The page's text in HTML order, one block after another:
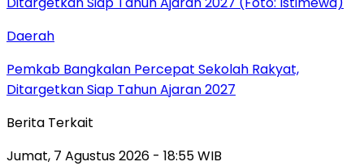
Daerah
Pemkab Bangkalan Percepat Sekolah Rakyat,
Ditargetkan Siap Tahun Ajaran 2027
Berita Terkait
Jumat, 7 Agustus 2026 - 18:55 WIB